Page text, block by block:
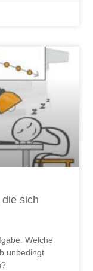
sich
Welche
unbedingt